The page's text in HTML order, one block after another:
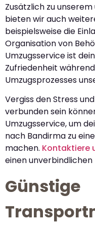
Zusätzlich zu
bieten wir auch
beispielsweise die
Organisation von
Umzugsservice ist
Zufriedenheit
Umzugsprozesses
Vergiss den Stress
verbunden sein
Umzugsservice, um
nach Bandirma zu
machen. Kontaktiere
einen
Günstige